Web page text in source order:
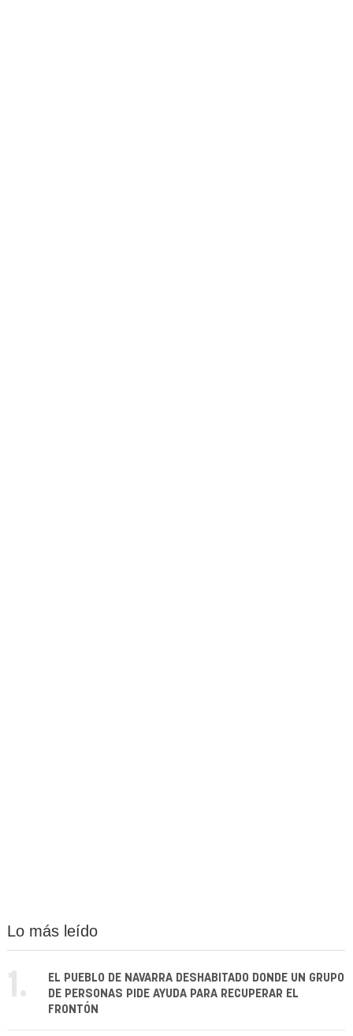
Lo más leído
1.
EL PUEBLO DE NAVARRA DESHABITADO DONDE UN GRUPO
DE PERSONAS PIDE AYUDA PARA RECUPERAR EL
FRONTÓN